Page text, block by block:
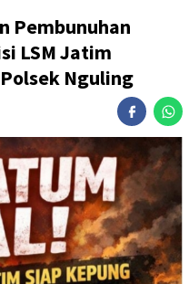
Pembunuhan
LSM Jatim
Nguling